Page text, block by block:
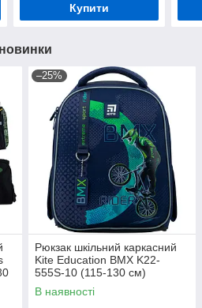
Купити
–25%
Рюкзак шкільний каркасний
Kite Education BMX K22-
555S-10 (115-130 см)
В наявності